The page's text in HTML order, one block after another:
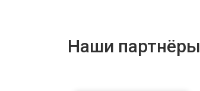
Наши партнёры